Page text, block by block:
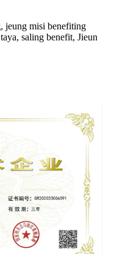
jeung misi benefiting
saling benefit, Jieun